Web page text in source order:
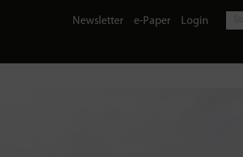
Newsletter e-Paper Login